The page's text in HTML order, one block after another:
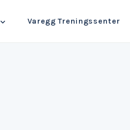
 Varegg Treningssenter